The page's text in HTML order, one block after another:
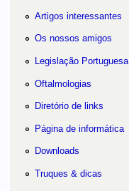
Artigos interessantes
Os nossos amigos
Legislação Portuguesa
Oftalmologias
Diretório de links
Página de informática
Downloads
Truques & dicas